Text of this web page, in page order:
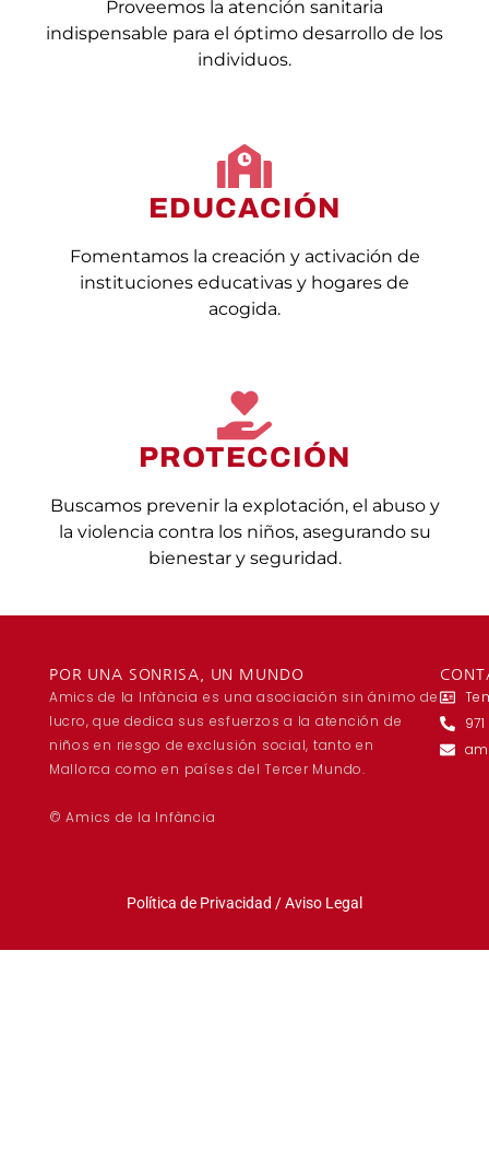
Proveemos la atención sanitaria
indispensable para el óptimo desarrollo de los
individuos.
EDUCACIÓN
Fomentamos la creación y activación de
instituciones educativas y hogares de
acogida.
PROTECCIÓN
Buscamos prevenir la explotación, el abuso y
la violencia contra los niños, asegurando su
bienestar y seguridad.
POR UNA SONRISA, UN MUNDO
Amics de la Infància es una asociación sin ánimo de
lucro, que dedica sus esfuerzos a la atención de
niños en riesgo de exclusión social, tanto en
Mallorca como en países del Tercer Mundo.
© Amics de la Infància
Política de Privacidad /Aviso Legal